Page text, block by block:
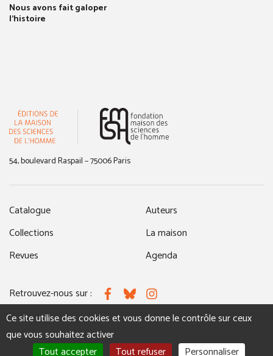
Nous avons fait galoper
l'histoire
54, boulevard Raspail – 75006 Paris
Catalogue
Collections
Revues
Auteurs
La maison
Agenda
Retrouvez-nous sur : FacebookBlueskyInstagram
MENTIONS LÉGALES NOUS CONTACTER
Ce site utilise des cookies et vous donne le contrôle sur ceux
que vous souhaitez activer
Tout accepter
Tout refuser Personnaliser